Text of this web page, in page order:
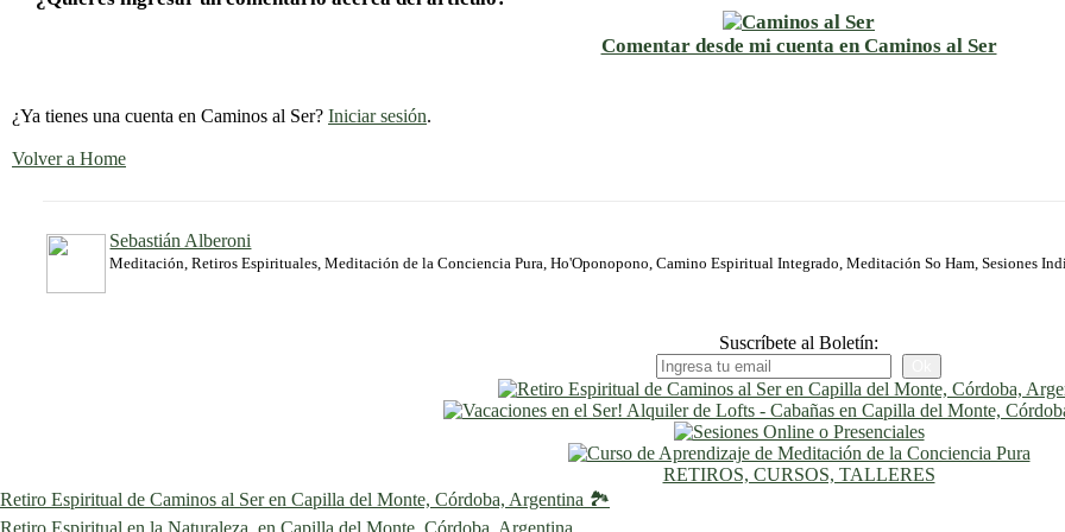
Comentar desde mi cuenta en Caminos al Ser
¿Ya tienes una cuenta en Caminos al Ser? Iniciar sesión.
Volver a Home
Sebastián Alberoni
Meditación, Retiros Espirituales, Meditación de la Conciencia Pura, Ho'Oponopono, Camino Espiritual Integrado, Meditación So Ham, Sesiones
Suscríbete al Boletín:
RETIROS, CURSOS, TALLERES
Retiro Espiritual de Caminos al Ser en Capilla del Monte, Córdoba, Argentina 🏞️